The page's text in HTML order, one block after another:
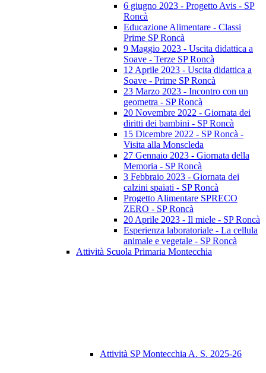
6 giugno 2023 - Progetto Avis - SP
Roncà
Educazione Alimentare - Classi
Prime SP Roncà
9 Maggio 2023 - Uscita didattica a
Soave - Terze SP Roncà
12 Aprile 2023 - Uscita didattica a
Soave - Prime SP Roncà
23 Marzo 2023 - Incontro con un
geometra - SP Roncà
20 Novembre 2022 - Giornata dei
diritti dei bambini - SP Roncà
15 Dicembre 2022 - SP Roncà -
Visita alla Monscleda
27 Gennaio 2023 - Giornata della
Memoria - SP Roncà
3 Febbraio 2023 - Giornata dei
calzini spaiati - SP Roncà
Progetto Alimentare SPRECO
ZERO - SP Roncà
20 Aprile 2023 - Il miele - SP Roncà
Esperienza laboratoriale - La cellula
animale e vegetale - SP Roncà
Attività Scuola Primaria Montecchia
Attività SP Montecchia A. S. 2025-26